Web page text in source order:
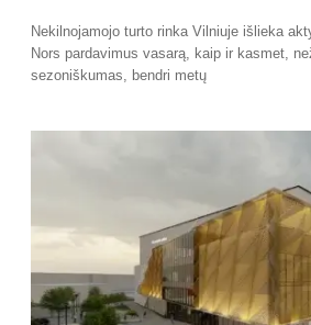
Nekilnojamojo turto rinka Vilniuje išlieka
Nors pardavimus vasarą, kaip ir kasmet,
sezoniškumas, bendri metų